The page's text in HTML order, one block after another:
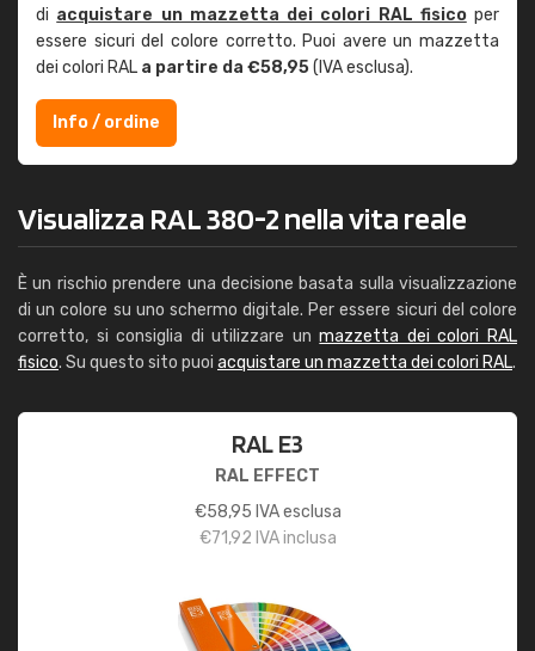
di acquistare un mazzetta dei colori RAL fisicoper
essere sicuri del colore corretto. Puoi avere un mazzetta
dei colori RAL a partire da €58,95(IVA esclusa).
Info / ordine
Visualizza RAL 380-2 nella vita reale
È un rischio prendere una decisione basata sulla visualizzazione
di un colore su uno schermo digitale. Per essere sicuri del colore
corretto, si consiglia di utilizzare unmazzetta dei colori RAL
fisico. Su questo sito puoi acquistare un mazzetta dei colori RAL.
RAL E3
RAL EFFECT
€58,95 IVA esclusa
€71,92 IVA inclusa